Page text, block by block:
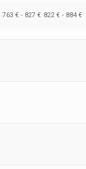
763 € - 827 € 822 € - 884 €